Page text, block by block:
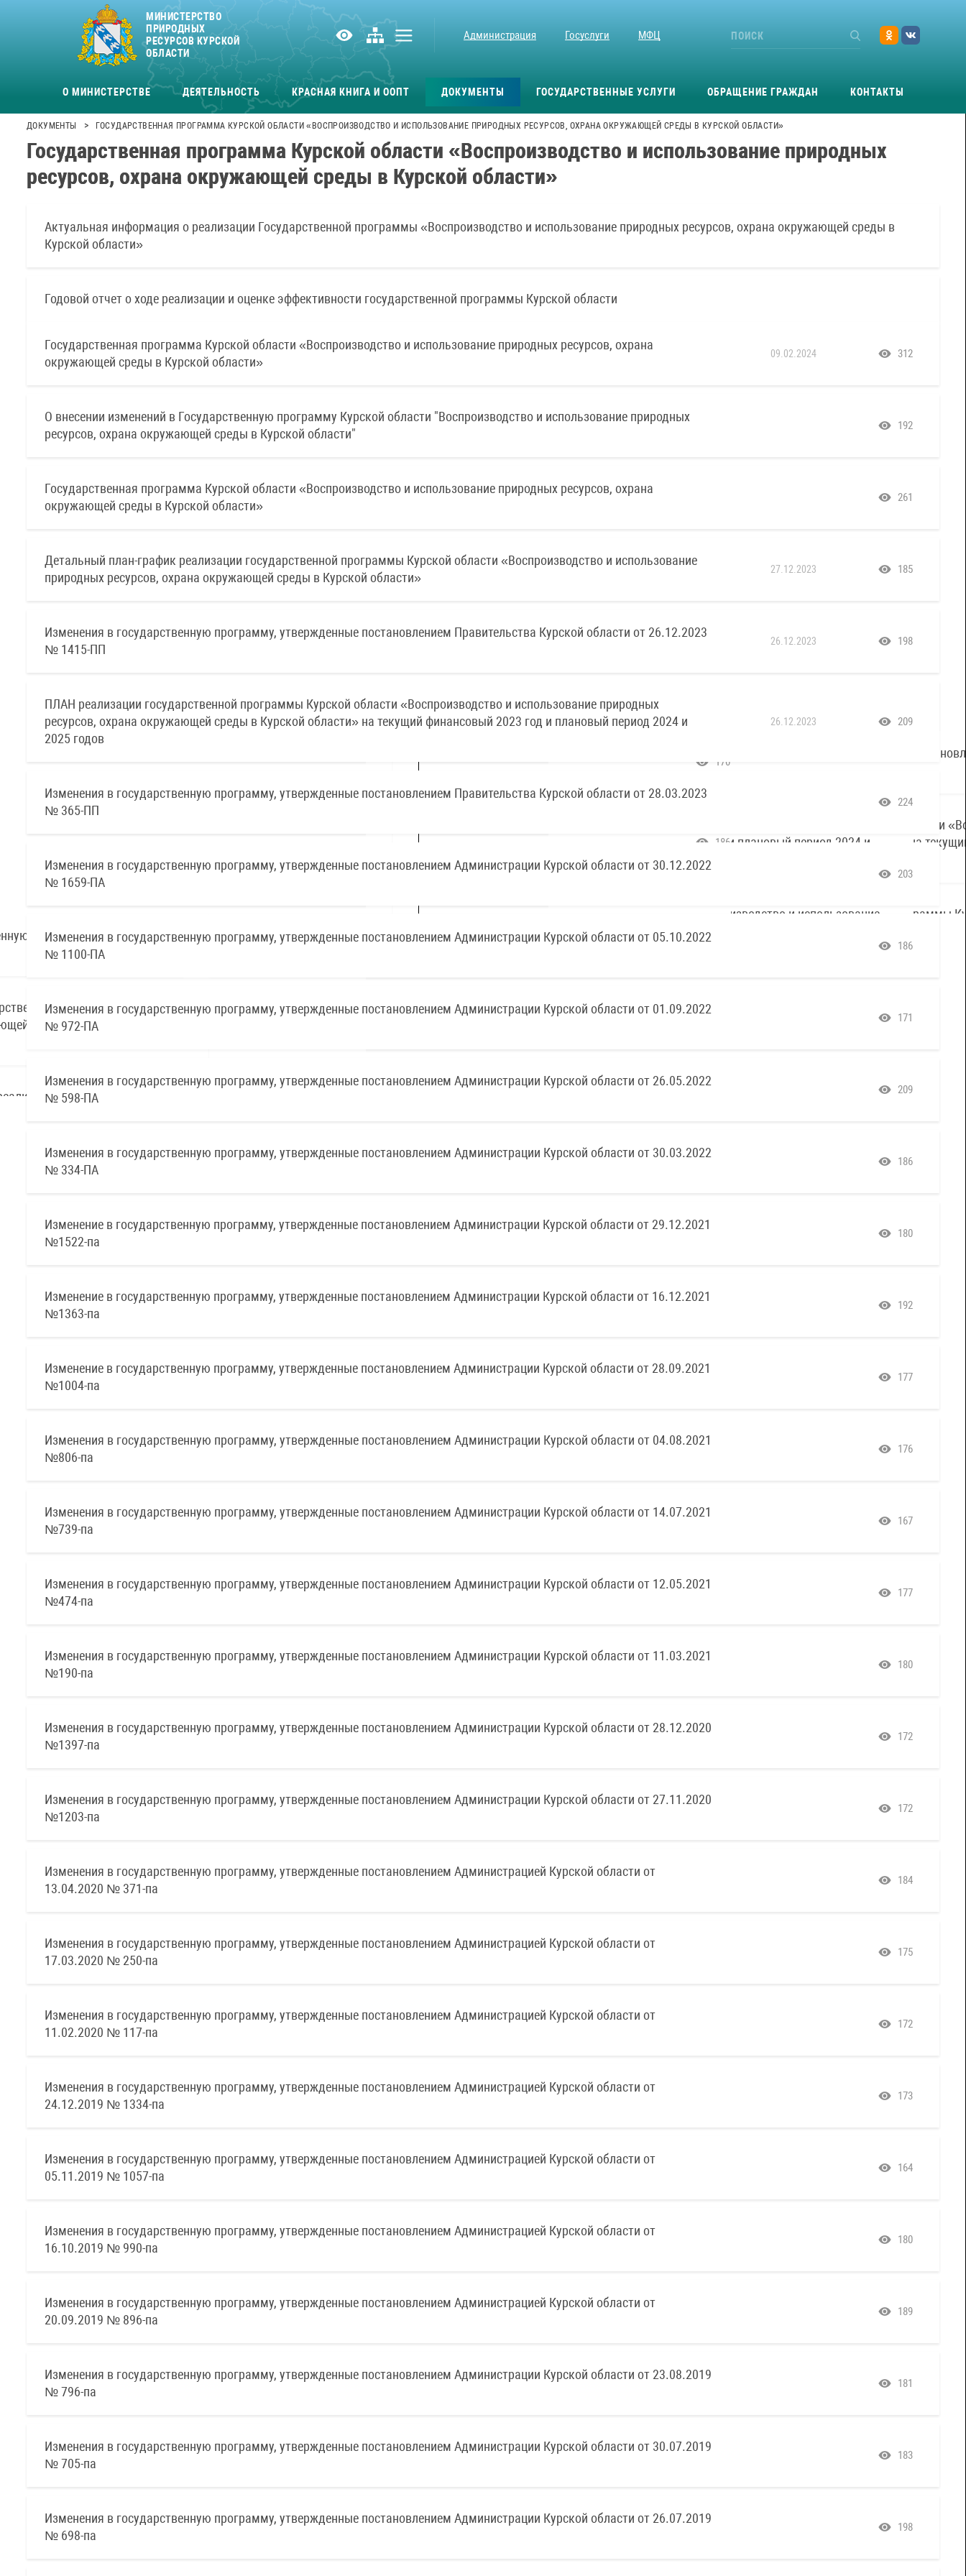
МИНИСТЕРСТВО
ПРИРОДНЫХ
РЕСУРСОВ КУРСКОЙ
ОБЛАСТИ
Администрация Госуслуги МФЦ
О МИНИСТЕРСТВЕ ДЕЯТЕЛЬНОСТЬ КРАСНАЯ КНИГА И ООПТ ДОКУМЕНТЫ ГОСУДАРСТВЕННЫЕ УСЛУГИ ОБРАЩЕНИЕ ГРАЖДАН КОНТАКТЫ
ДОКУМЕНТЫ > ГОСУДАРСТВЕННАЯ ПРОГРАММА КУРСКОЙ ОБЛАСТИ «ВОСПРОИЗВОДСТВО И ИСПОЛЬЗОВАНИЕ ПРИРОДНЫХ РЕСУРСОВ, ОХРАНА ОКРУЖАЮЩЕЙ СРЕДЫ В КУРСКОЙ ОБЛАСТИ»
Государственная программа Курской области «Воспроизводство и использование природных
ресурсов, охрана окружающей среды в Курской области»
Актуальная информация о реализации Государственной программы «Воспроизводство и использование природных ресурсов, охрана окружающей среды в
Курской области»
Годовой отчет о ходе реализации и оценке эффективности государственной программы Курской области
Государственная программа Курской области «Воспроизводство и использование природных ресурсов, охрана
окружающей среды в Курской области»
09.02.2024 312
О внесении изменений в Государственную программу Курской области "Воспроизводство и использование природных
ресурсов, охрана окружающей среды в Курской области"
192
Государственная программа Курской области «Воспроизводство и использование природных ресурсов, охрана
окружающей среды в Курской области»
261
Детальный план-график реализации государственной программы Курской области «Воспроизводство и использование
природных ресурсов, охрана окружающей среды в Курской области»
27.12.2023 185
Изменения в государственную программу, утвержденные постановлением Правительства Курской области от 26.12.2023
№ 1415-ПП
26.12.2023 198
ПЛАН реализации государственной программы Курской области «Воспроизводство и использование природных
ресурсов, охрана окружающей среды в Курской области» на текущий финансовый 2023 год и плановый период 2024 и
2025 годов
26.12.2023 209
Изменения в государственную программу, утвержденные постановлением Правительства Курской области от 28.03.2023
№ 365-ПП
224
Изменения в государственную программу, утвержденные постановлением Администрации Курской области от 30.12.2022
№ 1659-ПА
203
Изменения в государственную программу, утвержденные постановлением Администрации Курской области от 05.10.2022
№ 1100-ПА
186
Изменения в государственную программу, утвержденные постановлением Администрации Курской области от 01.09.2022
№ 972-ПА
171
Изменения в государственную программу, утвержденные постановлением Администрации Курской области от 26.05.2022
№ 598-ПА
209
Изменения в государственную программу, утвержденные постановлением Администрации Курской области от 30.03.2022
№ 334-ПА
186
Изменение в государственную программу, утвержденные постановлением Администрации Курской области от 29.12.2021
№1522-па
180
Изменение в государственную программу, утвержденные постановлением Администрации Курской области от 16.12.2021
№1363-па
192
Изменение в государственную программу, утвержденные постановлением Администрации Курской области от 28.09.2021
№1004-па
177
Изменения в государственную программу, утвержденные постановлением Администрации Курской области от 04.08.2021
№806-па
176
Изменения в государственную программу, утвержденные постановлением Администрации Курской области от 14.07.2021
№739-па
167
Изменения в государственную программу, утвержденные постановлением Администрации Курской области от 12.05.2021
№474-па
177
Изменения в государственную программу, утвержденные постановлением Администрации Курской области от 11.03.2021
№190-па
180
Изменения в государственную программу, утвержденные постановлением Администрации Курской области от 28.12.2020
№1397-па
172
Изменения в государственную программу, утвержденные постановлением Администрации Курской области от 27.11.2020
№1203-па
172
Изменения в государственную программу, утвержденные постановлением Администрацией Курской области от
13.04.2020 № 371-па
184
Изменения в государственную программу, утвержденные постановлением Администрацией Курской области от
17.03.2020 № 250-па
175
Изменения в государственную программу, утвержденные постановлением Администрацией Курской области от
11.02.2020 № 117-па
172
Изменения в государственную программу, утвержденные постановлением Администрацией Курской области от
24.12.2019 № 1334-па
173
Изменения в государственную программу, утвержденные постановлением Администрацией Курской области от
05.11.2019 № 1057-па
164
Изменения в государственную программу, утвержденные постановлением Администрацией Курской области от
16.10.2019 № 990-па
180
Изменения в государственную программу, утвержденные постановлением Администрацией Курской области от
20.09.2019 № 896-па
189
Изменения в государственную программу, утвержденные постановлением Администрации Курской области от 23.08.2019
№ 796-па
181
Изменения в государственную программу, утвержденные постановлением Администрации Курской области от 30.07.2019
№ 705-па
183
Изменения в государственную программу, утвержденные постановлением Администрации Курской области от 26.07.2019
№ 698-па
198